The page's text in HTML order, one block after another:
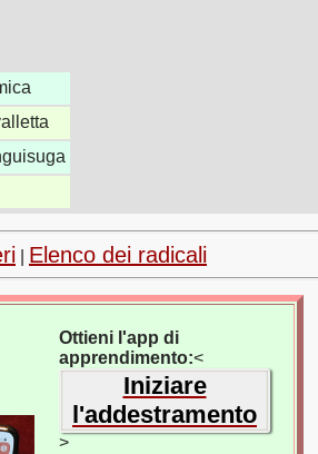
Elenco dei radicali
Ottieni l'app di
apprendimento:<
Iniziare
l'addestramento
>